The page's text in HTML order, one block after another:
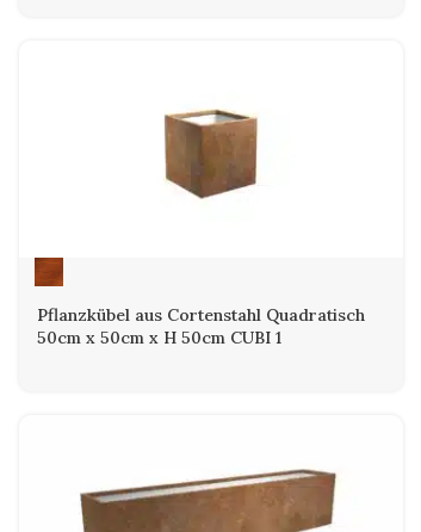
witterungsbeständigem Stahl gefertigt.
Kontakt mit Luft und Feuchtigkeit kontrolliert zu
wirkt und den darunterliegenden Stahl
Werkstoff für den Außenbereich. Die
seinen eigenen Charakter erhält. Unsere
Pflanzkübel aus Cortenstahl Quadratisch
50cm x 50cm x H 50cm CUBI 1